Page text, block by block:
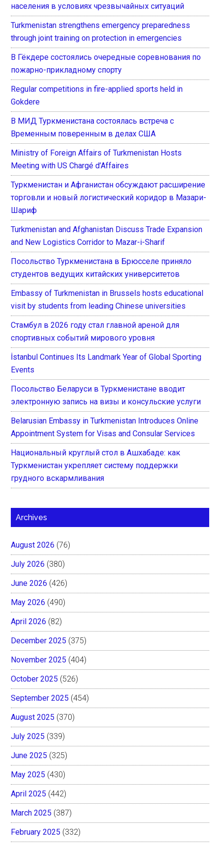
населения в условиях чрезвычайных ситуаций
Turkmenistan strengthens emergency preparedness
through joint training on protection in emergencies
В Гёкдере состоялись очередные соревнования по
пожарно-прикладному спорту
Regular competitions in fire-applied sports held in
Gokdere
В МИД Туркменистана состоялась встреча с
Временным поверенным в делах США
Ministry of Foreign Affairs of Turkmenistan Hosts
Meeting with US Chargé d’Affaires
Туркменистан и Афганистан обсуждают расширение
торговли и новый логистический коридор в Мазари-
Шариф
Turkmenistan and Afghanistan Discuss Trade Expansion
and New Logistics Corridor to Mazar-i-Sharif
Посольство Туркменистана в Брюсселе приняло
студентов ведущих китайских университетов
Embassy of Turkmenistan in Brussels hosts educational
visit by students from leading Chinese universities
Стамбул в 2026 году стал главной ареной для
спортивных событий мирового уровня
İstanbul Continues Its Landmark Year of Global Sporting
Events
Посольство Беларуси в Туркменистане вводит
электронную запись на визы и консульские услуги
Belarusian Embassy in Turkmenistan Introduces Online
Appointment System for Visas and Consular Services
Национальный круглый стол в Ашхабаде: как
Туркменистан укрепляет систему поддержки
грудного вскармливания
Archives
August 2026 (76)
July 2026 (380)
June 2026 (426)
May 2026 (490)
April 2026 (82)
December 2025 (375)
November 2025 (404)
October 2025 (526)
September 2025 (454)
August 2025 (370)
July 2025 (339)
June 2025 (325)
May 2025 (430)
April 2025 (442)
March 2025 (387)
February 2025 (332)